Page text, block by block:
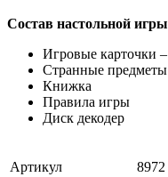
Состав настольной
Игровые карточки
Странные
Книжка
Правила игры
Диск декодер
Артикул
8972